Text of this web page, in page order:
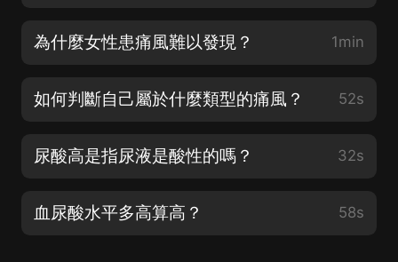
為什麼女性患痛風難以發現？ 1min
如何判斷自己屬於什麼類型的痛風？ 52s
尿酸高是指尿液是酸性的嗎？ 32s
血尿酸水平多高算高？ 58s